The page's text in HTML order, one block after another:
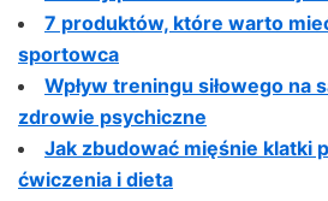
7 produktów, które warto
sportowca
Wpływ treningu siłowego na
zdrowie psychiczne
Jak zbudować mięśnie klatki
ćwiczenia i dieta